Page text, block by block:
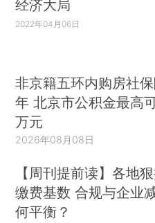
经济大局
2022年04月06日
非京籍五环内购房社
年 北京市公积金最高
万元
2026年08月08日
【周刊提前读】各地
缴费基数 合规与企业
何平衡？